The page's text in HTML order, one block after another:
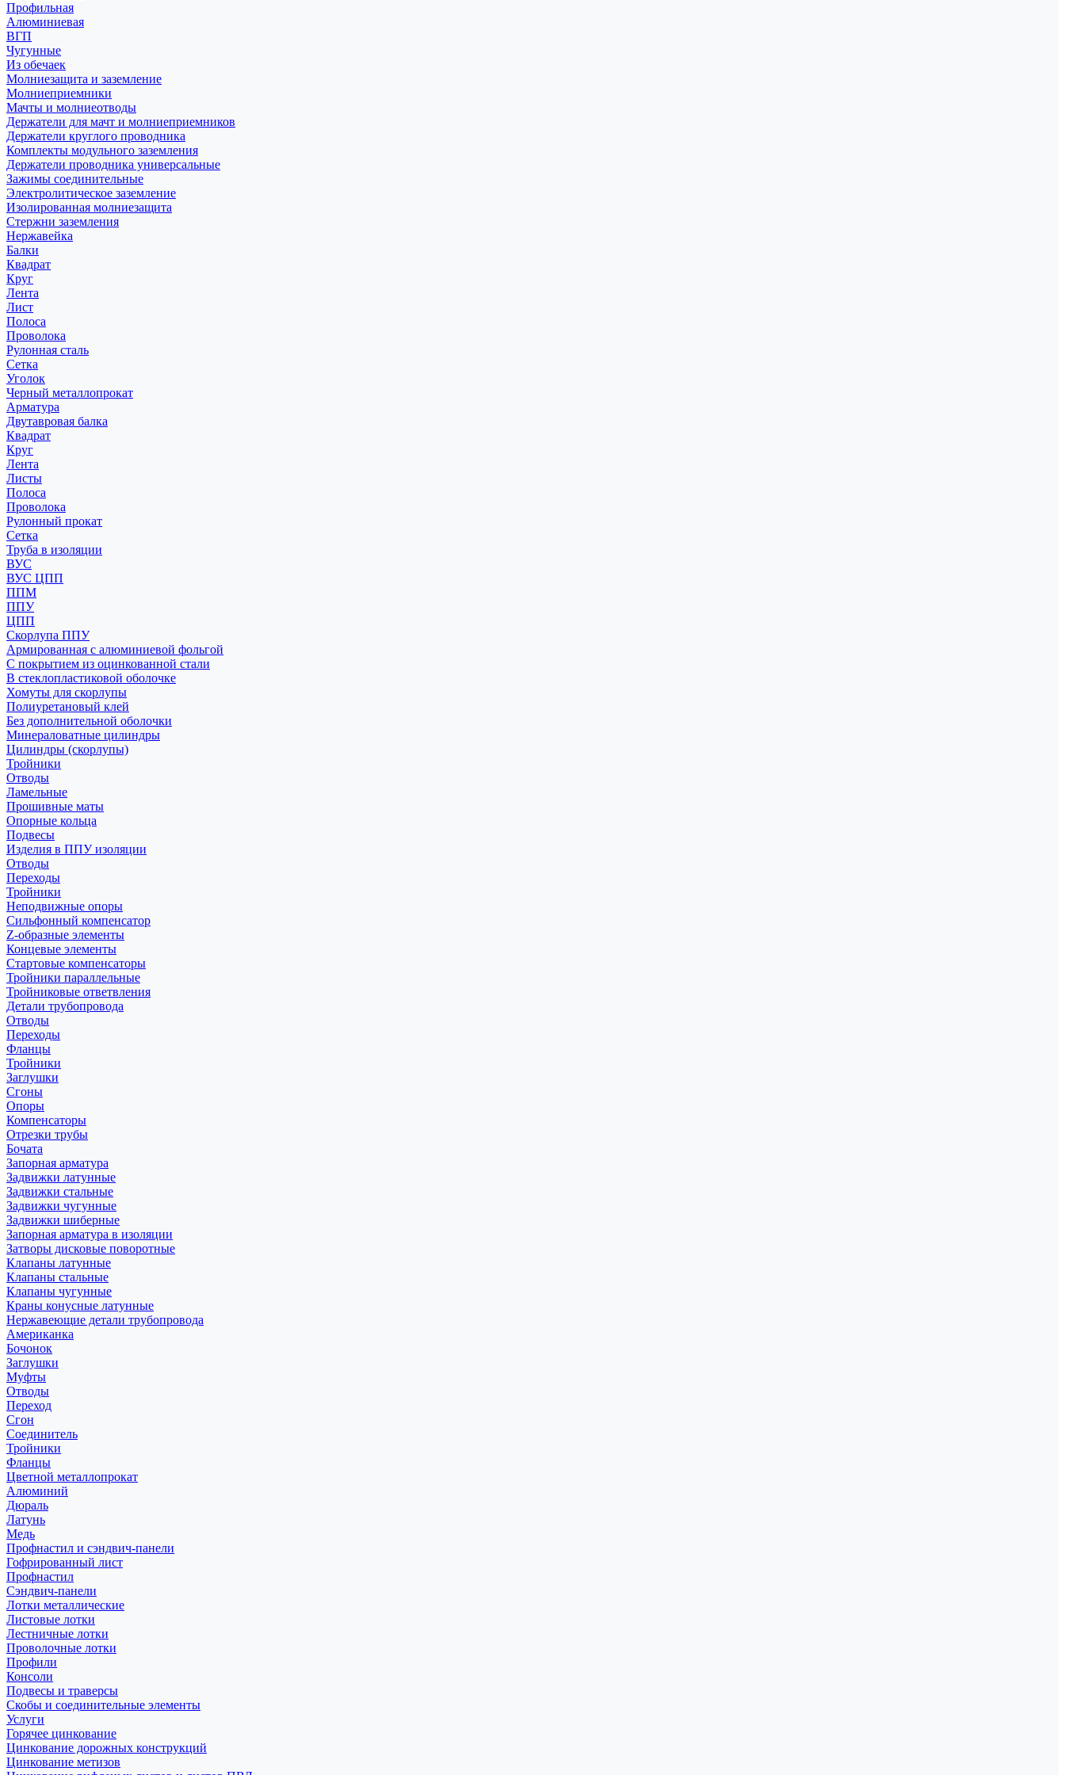
Профильная
Алюминиевая
ВГП
Чугунные
Из обечаек
Молниезащита и заземление
Молниеприемники
Мачты и молниеотводы
Держатели для мачт и молниеприемников
Держатели круглого проводника
Комплекты модульного заземления
Держатели проводника универсальные
Зажимы соединительные
Электролитическое заземление
Изолированная молниезащита
Стержни заземления
Нержавейка
Балки
Квадрат
Круг
Лента
Лист
Полоса
Проволока
Рулонная сталь
Сетка
Уголок
Черный металлопрокат
Арматура
Двутавровая балка
Квадрат
Круг
Лента
Листы
Полоса
Проволока
Рулонный прокат
Сетка
Труба в изоляции
ВУС
ВУС ЦПП
ППМ
ППУ
ЦПП
Скорлупа ППУ
Армированная с алюминиевой фольгой
С покрытием из оцинкованной стали
В стеклопластиковой оболочке
Хомуты для скорлупы
Полиуретановый клей
Без дополнительной оболочки
Минераловатные цилиндры
Цилиндры (скорлупы)
Тройники
Отводы
Ламельные
Прошивные маты
Опорные кольца
Подвесы
Изделия в ППУ изоляции
Отводы
Переходы
Тройники
Неподвижные опоры
Cильфонный компенсатор
Z-образные элементы
Концевые элементы
Стартовые компенсаторы
Тройники параллельные
Тройниковые ответвления
Детали трубопровода
Отводы
Переходы
Фланцы
Тройники
Заглушки
Сгоны
Опоры
Компенсаторы
Отрезки трубы
Бочата
Запорная арматура
Задвижки латунные
Задвижки стальные
Задвижки чугунные
Задвижки шиберные
Запорная арматура в изоляции
Затворы дисковые поворотные
Клапаны латунные
Клапаны стальные
Клапаны чугунные
Краны конусные латунные
Нержавеющие детали трубопровода
Американка
Бочонок
Заглушки
Муфты
Отводы
Переход
Сгон
Соединитель
Тройники
Фланцы
Цветной металлопрокат
Алюминий
Дюраль
Латунь
Медь
Профнастил и сэндвич-панели
Гофрированный лист
Профнастил
Сэндвич-панели
Лотки металлические
Листовые лотки
Лестничные лотки
Проволочные лотки
Профили
Консоли
Подвесы и траверсы
Скобы и соединительные элементы
Услуги
Горячее цинкование
Цинкование дорожных конструкций
Цинкование метизов